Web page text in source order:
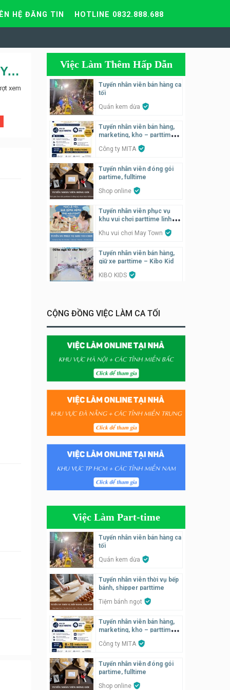
HỆ ĐĂNG TIN HOTLINE 0832.888.688
[HN] Tuyển nhân viên bán hàng – Cửa hàng giày thể thao YoYo Store
xem
Việc Làm Thêm Hấp Dẫn
Tuyển nhân viên bán hàng ca
tối
Quán kem dừa
Tuyển nhân viên bán hàng,
marketing, kho – parttime,
Công ty MITA
Tuyển nhân viên đóng gói
partime, fulltime
Shop online
Tuyển nhân viên phục vụ
khu vui chơi parttime linh
Khu vui chơi May Town
Tuyển nhân viên bán hàng,
giữ xe parttime – Kibo Kid
KIBO KIDS
Công ty
Tuyển nhân viên tiếp thực,
phục vụ bàn
Nhà hàng Phủi Quán
– hỗ trợ ăn ở
Quán bánh đa cua
Tuyển nhân viên bán hàng
GÀ GÔ FASTFOOD
Tuyển nhân viên bán hàng
parttime
tiệm trà sữa
TRÀ SỮA THÁI LAN
hàng tiệm bánh ngọt
Tuyển nhân viên pha chế,
phục vụ bàn
SNACK BAR NHẬT
Tuyển quản lý, kế toán ca,
bếp, bếp chính lương cao
Nhà hàng Phố Men Chill
CỘNG ĐỒNG VIỆC LÀM CA TỐI
Việc Làm Part-time
Tuyển nhân viên bán hàng ca
tối
Quán kem dừa
Tuyển nhân viên thời vụ bếp
bánh, shipper parttime
Tiệm bánh ngọt
Tuyển nhân viên bán hàng,
marketing, kho – parttime,
Công ty MITA
Tuyển nhân viên đóng gói
partime, fulltime
Shop online